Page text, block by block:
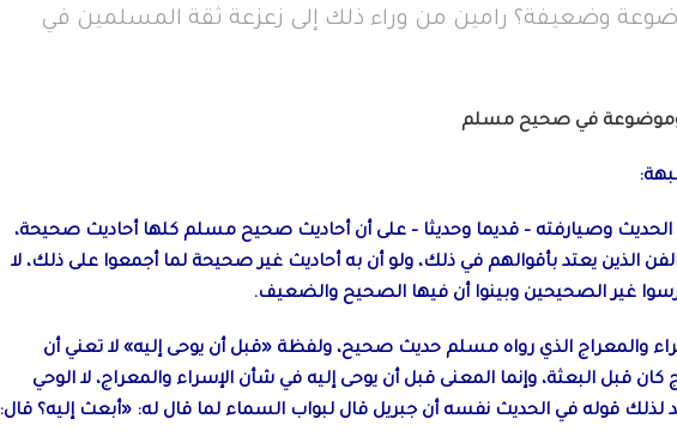
وضعيفة؟ رامين من وراء ذلك إلى زعزعة ثقة المسلمين في
وموضوعة في صحيح مسلم
الحديث وصيارفته – قديما وحديثا – على أن أحاديث صحيح مسلم كلها أحاديث صحيحة،
الذين يعتد بأقوالهم في ذلك، ولو أن به أحاديث غير صحيحة لما أجمعوا على ذلك، لا
غير الصحيحين وبينوا أن فيها الصحيح والضعيف.
والمعراج الذي رواه مسلم حديث صحيح، ولفظة «قبل أن يوحى إليه» لا تعني أن
كان قبل البعثة، وإنما المعنى قبل أن يوحى إليه في شأن الإسراء والمعراج، لا الوحي
لذلك قوله في الحديث نفسه أن جبريل قال لبواب السماء لما قال له: «أبعث إليه؟ قال: